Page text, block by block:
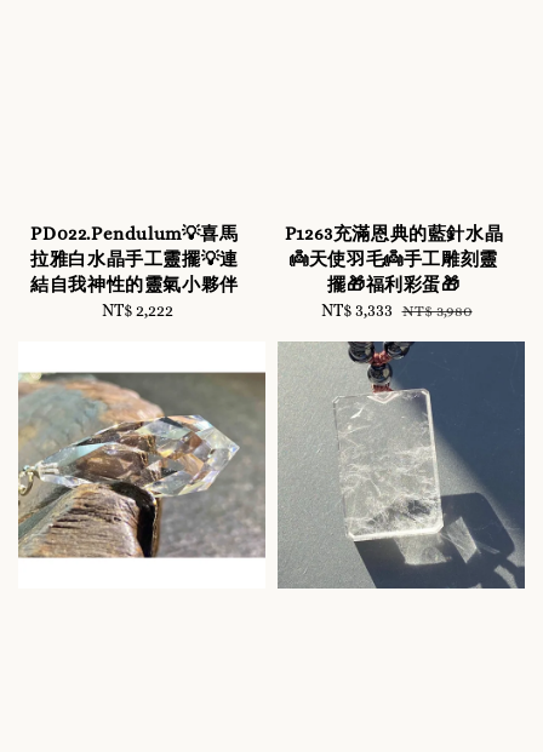
PD022.Pendulum💡喜馬
拉雅白水晶手工靈擺💡連
結自我神性的靈氣小夥伴
Regular
NT$ 2,222
P1263充滿恩典的藍針水晶
👼天使羽毛👼手工雕刻靈
擺🎁福利彩蛋🎁
Sale
NT$ 3,333 Regular
NT$ 3,980